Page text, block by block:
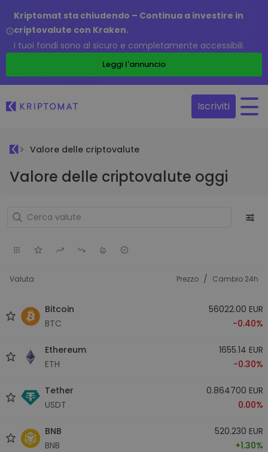
Kriptomat sta chiudendo – Continua a investire in
criptovalute con Kraken.
I tuoi fondi sono al sicuro e completamente accessibili.
Leggi l'annuncio
Iscriviti
Valore delle criptovalute
Valore delle criptovalute oggi
Valuta Prezzo / Cambio 24h
Bitcoin
BTC
56022.00 EUR
-0.40%
Ethereum
ETH
1655.14 EUR
-0.30%
Tether
USDT
0.864700 EUR
0.00%
BNB
BNB
520.230 EUR
+1.30%